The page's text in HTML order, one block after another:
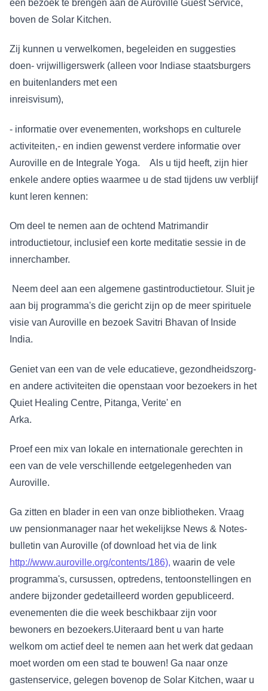
een bezoek te brengen aan de Auroville Guest Service,
boven de Solar Kitchen.
Zij kunnen u verwelkomen, begeleiden en suggesties
doen- vrijwilligerswerk (alleen voor Indiase staatsburgers
en buitenlanders met een
inreisvisum),
- informatie over evenementen, workshops en culturele
activiteiten,- en indien gewenst verdere informatie over
Auroville en de Integrale Yoga. Als u tijd heeft, zijn hier
enkele andere opties waarmee u de stad tijdens uw verblijf
kunt leren kennen:
Om deel te nemen aan de ochtend Matrimandir
introductietour, inclusief een korte meditatie sessie in de
innerchamber.
Neem deel aan een algemene gastintroductietour. Sluit je
aan bij programma's die gericht zijn op de meer spirituele
visie van Auroville en bezoek Savitri Bhavan of Inside
India.
Geniet van een van de vele educatieve, gezondheidszorg-
en andere activiteiten die openstaan voor bezoekers in het
Quiet Healing Centre, Pitanga, Verite' en
Arka.
Proef een mix van lokale en internationale gerechten in
een van de vele verschillende eetgelegenheden van
Auroville.
Ga zitten en blader in een van onze bibliotheken. Vraag
uw pensionmanager naar het wekelijkse News & Notes-
bulletin van Auroville (of download het via de link
http://www.auroville.org/contents/186), waarin de vele
programma's, cursussen, optredens, tentoonstellingen en
andere bijzonder gedetailleerd worden gepubliceerd.
evenementen die die week beschikbaar zijn voor
bewoners en bezoekers.Uiteraard bent u van harte
welkom om actief deel te nemen aan het werk dat gedaan
moet worden om een stad te bouwen! Ga naar onze
gastenservice, gelegen bovenop de Solar Kitchen, waar u